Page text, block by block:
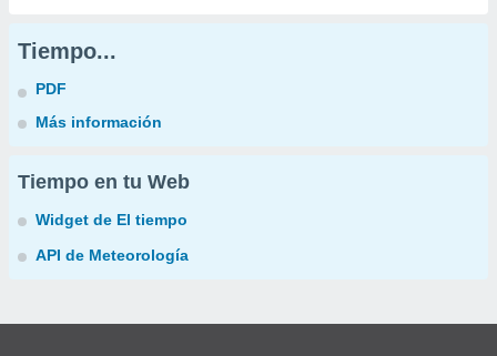
Tiempo...
PDF
Más información
Tiempo en tu Web
Widget de El tiempo
API de Meteorología